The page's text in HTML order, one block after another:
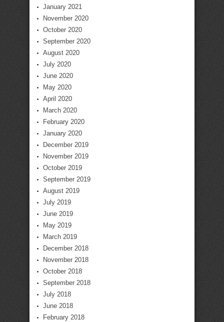
January 2021
November 2020
October 2020
September 2020
August 2020
July 2020
June 2020
May 2020
April 2020
March 2020
February 2020
January 2020
December 2019
November 2019
October 2019
September 2019
August 2019
July 2019
June 2019
May 2019
March 2019
December 2018
November 2018
October 2018
September 2018
July 2018
June 2018
February 2018